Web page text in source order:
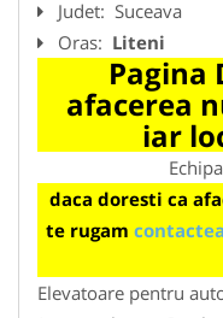
Judet: Suceava
Oras: Liteni
Pagina
afacerea
iar
daca doresti ca
te rugam
Elevatoare pentru